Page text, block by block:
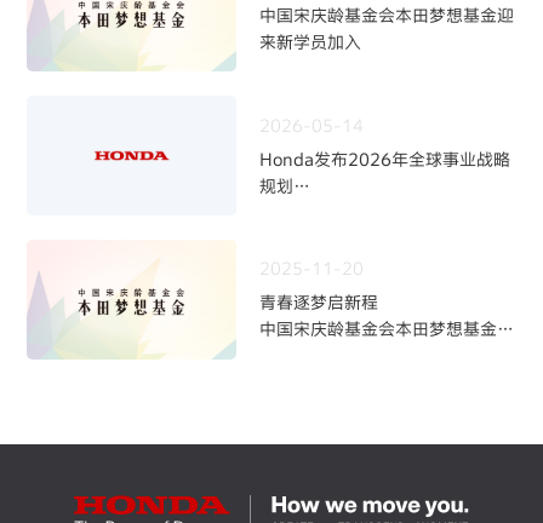
中国宋庆龄基金会本田梦想基金迎
来新学员加入
2026-05-14
Honda发布2026年全球事业战略
规划
2025-11-20
青春逐梦启新程
中国宋庆龄基金会本田梦想基金第